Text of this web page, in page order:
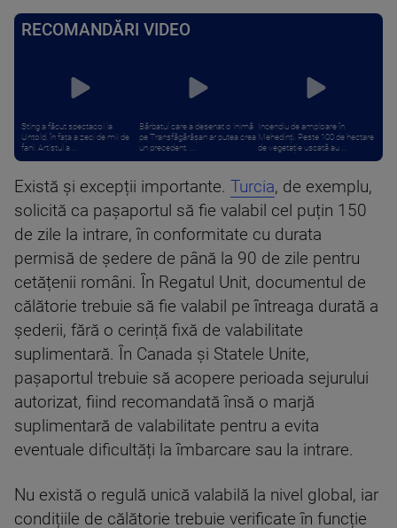
RECOMANDĂRI VIDEO
Sting a făcut spectacol la
Untold, în fața a zeci de mii de
fani. Artistul a ...
Bărbatul care a desenat o inimă
pe Transfăgărășan ar putea crea
un precedent. ...
Incendiu de amploare în
Mehedinți. Peste 100 de hectare
de vegetație uscată au ...
Există și excepții importante. Turcia, de exemplu,
solicită ca pașaportul să fie valabil cel puțin 150
de zile la intrare, în conformitate cu durata
permisă de ședere de până la 90 de zile pentru
cetățenii români. În Regatul Unit, documentul de
călătorie trebuie să fie valabil pe întreaga durată a
șederii, fără o cerință fixă de valabilitate
suplimentară. În Canada și Statele Unite,
pașaportul trebuie să acopere perioada sejurului
autorizat, fiind recomandată însă o marjă
suplimentară de valabilitate pentru a evita
eventuale dificultăți la îmbarcare sau la intrare.
Nu există o regulă unică valabilă la nivel global, iar
condițiile de călătorie trebuie verificate în funcție